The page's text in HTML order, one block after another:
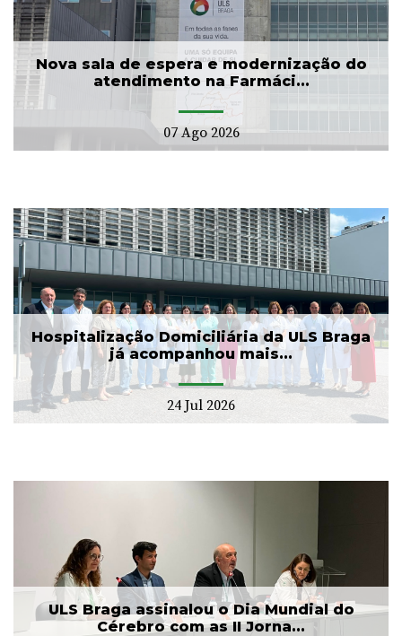
Nova sala de espera e modernização do
atendimento na Farmáci...
07 Ago 2026
Hospitalização Domiciliária da ULS Braga
já acompanhou mais...
24 Jul 2026
ULS Braga assinalou o Dia Mundial do
Cérebro com as II Jorna...